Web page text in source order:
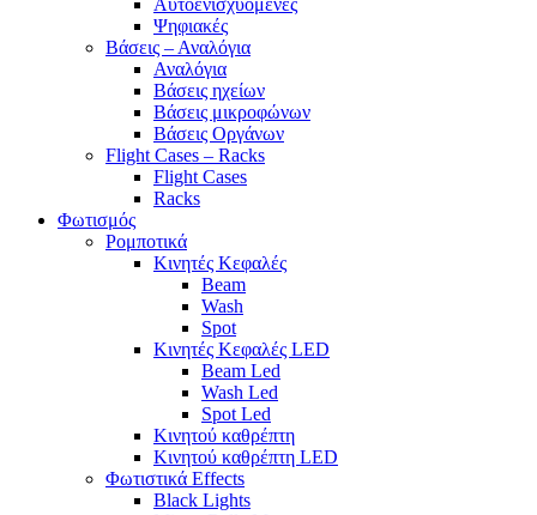
Αυτοενισχυόμενες
Ψηφιακές
Βάσεις – Αναλόγια
Αναλόγια
Βάσεις ηχείων
Βάσεις μικροφώνων
Βάσεις Οργάνων
Flight Cases – Racks
Flight Cases
Racks
Φωτισμός
Ρομποτικά
Κινητές Κεφαλές
Beam
Wash
Spot
Κινητές Κεφαλές LED
Beam Led
Wash Led
Spot Led
Κινητού καθρέπτη
Κινητού καθρέπτη LED
Φωτιστικά Effects
Black Lights